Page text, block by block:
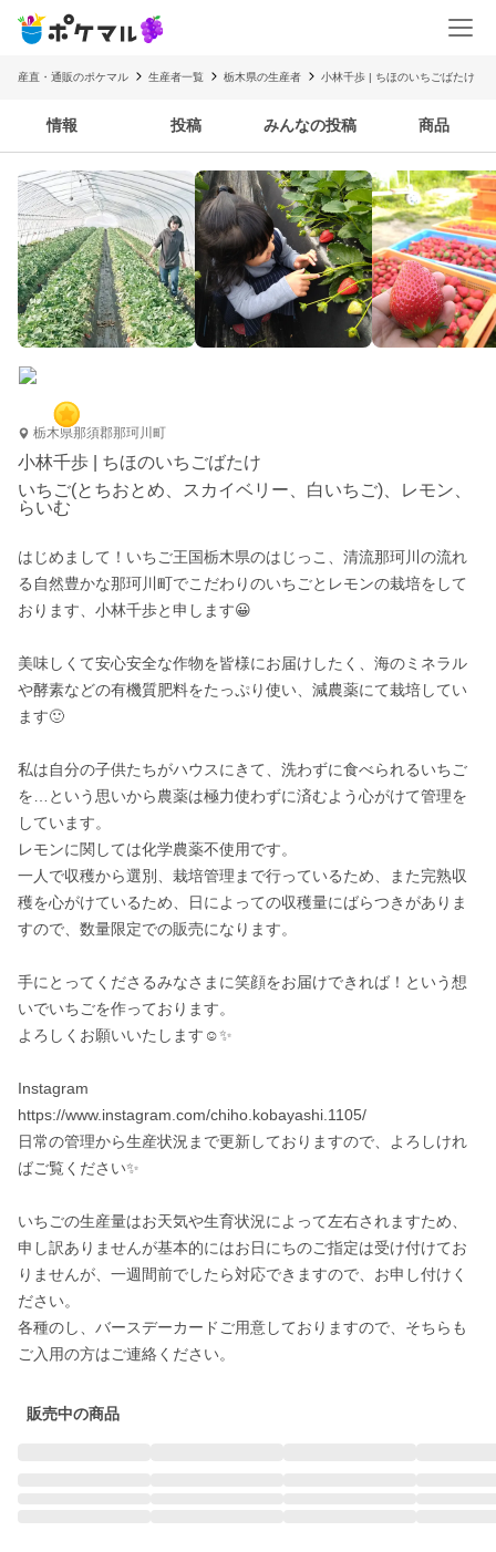
産直・通販のポケマル 生産者一覧 栃木県の生産者 小林千歩 | ちほのいちごばたけ
情報 投稿 みんなの投稿 商品
栃木県那須郡那珂川町
小林千歩 | ちほのいちごばたけ
いちご(とちおとめ、スカイベリー、白いちご)、レモン、
らいむ
はじめまして！いちご王国栃木県のはじっこ、清流那珂川の流れ
る自然豊かな那珂川町でこだわりのいちごとレモンの栽培をして
おります、小林千歩と申します😀
美味しくて安心安全な作物を皆様にお届けしたく、海のミネラル
や酵素などの有機質肥料をたっぷり使い、減農薬にて栽培してい
ます🙂
私は自分の子供たちがハウスにきて、洗わずに食べられるいちご
を…という思いから農薬は極力使わずに済むよう心がけて管理を
しています。
レモンに関しては化学農薬不使用です。
一人で収穫から選別、栽培管理まで行っているため、また完熟収
穫を心がけているため、日によっての収穫量にばらつきがありま
すので、数量限定での販売になります。
手にとってくださるみなさまに笑顔をお届けできれば！という想
いでいちごを作っております。
よろしくお願いいたします☺️✨
Instagram
https://www.instagram.com/chiho.kobayashi.1105/
日常の管理から生産状況まで更新しておりますので、よろしけれ
ばご覧ください✨
いちごの生産量はお天気や生育状況によって左右されますため、
申し訳ありませんが基本的にはお日にちのご指定は受け付けてお
りませんが、一週間前でしたら対応できますので、お申し付けく
ださい。
各種のし、バースデーカードご用意しておりますので、そちらも
ご入用の方はご連絡ください。
販売中の商品